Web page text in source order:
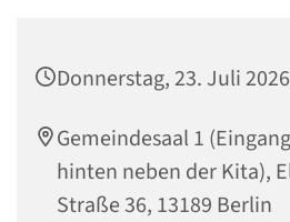
Donnerstag, 23. Juli
Gemeindesaal 1
hinten neben der Kita),
Straße 36, 13189 Berlin